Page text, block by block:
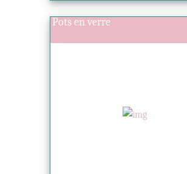
Pots en verre